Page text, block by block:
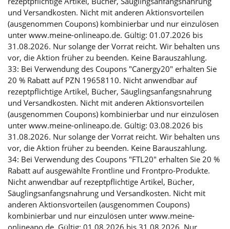
und Versandkosten. Nicht mit anderen Aktionsvorteilen
(ausgenommen Coupons) kombinierbar und nur einzulösen
unter www.meine-onlineapo.de. Gültig: 01.07.2026 bis
31.08.2026. Nur solange der Vorrat reicht. Wir behalten uns
vor, die Aktion früher zu beenden. Keine Barauszahlung.
33: Bei Verwendung des Coupons "Canergy20" erhalten Sie
20 % Rabatt auf PZN 19658110. Nicht anwendbar auf
rezeptpflichtige Artikel, Bücher, Säuglingsanfangsnahrung
und Versandkosten. Nicht mit anderen Aktionsvorteilen
(ausgenommen Coupons) kombinierbar und nur einzulösen
unter www.meine-onlineapo.de. Gültig: 03.08.2026 bis
31.08.2026. Nur solange der Vorrat reicht. Wir behalten uns
vor, die Aktion früher zu beenden. Keine Barauszahlung.
34: Bei Verwendung des Coupons "FTL20" erhalten Sie 20 %
Rabatt auf ausgewählte Frontline und Frontpro-Produkte.
Nicht anwendbar auf rezeptpflichtige Artikel, Bücher,
Säuglingsanfangsnahrung und Versandkosten. Nicht mit
anderen Aktionsvorteilen (ausgenommen Coupons)
kombinierbar und nur einzulösen unter www.meine-